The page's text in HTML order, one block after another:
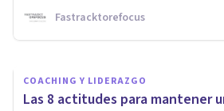
Fastracktorefocus
D'arte Human And Business School
COACHING Y LIDERAZGO
Las 8 actitudes para mantener